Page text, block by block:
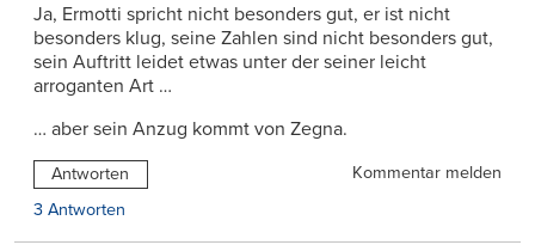
Ja, Ermotti spricht nicht besonders gut, er ist nicht
besonders klug, seine Zahlen sind nicht besonders gut,
sein Auftritt leidet etwas unter der seiner leicht
arroganten Art …
… aber sein Anzug kommt von Zegna.
Antworten
Kommentar melden
3 Antworten